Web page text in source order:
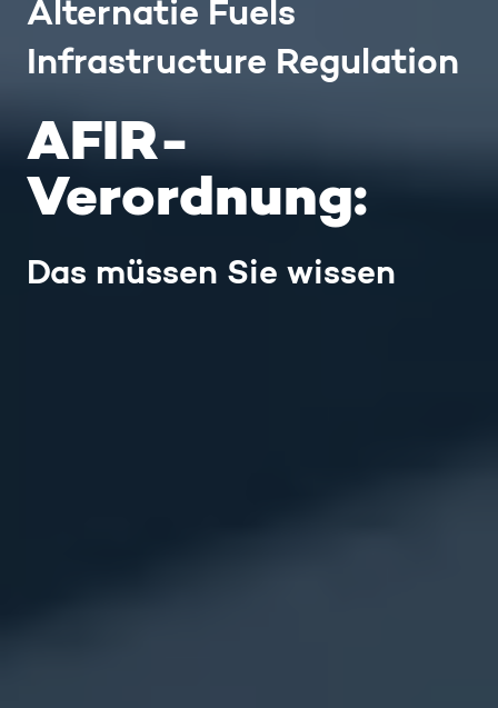
Alternatie Fuels
Infrastructure Regulation
AFIR-
Verordnung:
Das müssen Sie wissen